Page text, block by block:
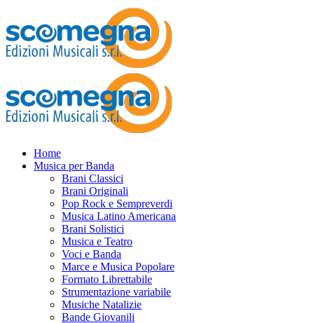
Home
Musica per Banda
Brani Classici
Brani Originali
Pop Rock e Sempreverdi
Musica Latino Americana
Brani Solistici
Musica e Teatro
Voci e Banda
Marce e Musica Popolare
Formato Librettabile
Strumentazione variabile
Musiche Natalizie
Bande Giovanili